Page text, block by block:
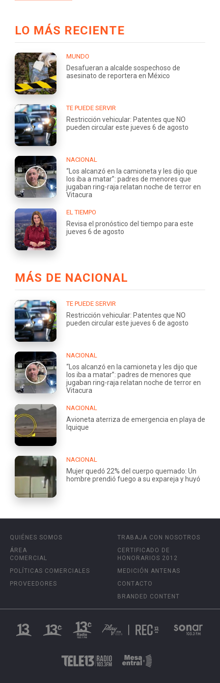
LO MÁS RECIENTE
MUNDO
Desafueran a alcalde sospechoso de
asesinato de reportera en México
TE PUEDE SERVIR
Restricción vehicular: Patentes que NO
pueden circular este jueves 6 de agosto
NACIONAL
“Los alcanzó en la camioneta y les dijo que
los iba a matar”: padres de menores que
jugaban ring-raja relatan noche de terror en
Vitacura
EL TIEMPO
Revisa el pronóstico del tiempo para este
jueves 6 de agosto
MÁS DE NACIONAL
TE PUEDE SERVIR
Restricción vehicular: Patentes que NO
pueden circular este jueves 6 de agosto
NACIONAL
“Los alcanzó en la camioneta y les dijo que
los iba a matar”: padres de menores que
jugaban ring-raja relatan noche de terror en
Vitacura
NACIONAL
Avioneta aterriza de emergencia en playa de
Iquique
NACIONAL
Mujer quedó 22% del cuerpo quemado: Un
hombre prendió fuego a su expareja y huyó
QUIÉNES SOMOS
ÁREA
COMERCIAL
POLÍTICAS COMERCIALES
PROVEEDORES
TRABAJA CON NOSOTROS
CERTIFICADO DE
HONORARIOS 2012
MEDICIÓN ANTENAS
CONTACTO
BRANDED CONTENT